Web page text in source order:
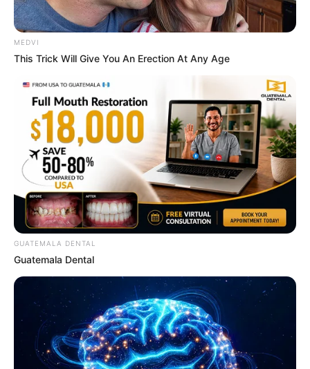
เปิดสมัครสมาชิก (ฟรี) เร็วๆนี้
LEGAL
นโยบายคุกกี้
นโยบายการคุ้มครองข้อมูลส่วนบุคคล
ติดต่อเรา
เกี่ยวกับเอ็มไทย
TOP CONTENT
วัดสวย
วัดสวยเชียงใหม่
ทำนายฝัน
สถิติหวยรายเดือน
ดวงรายวัน
บทสวดมนต์
วิธีบนไอ้ไข่
MEDVI
This Trick Will Give You An Erection At Any Age
GUATEMALA DENTAL
Guatemala Dental